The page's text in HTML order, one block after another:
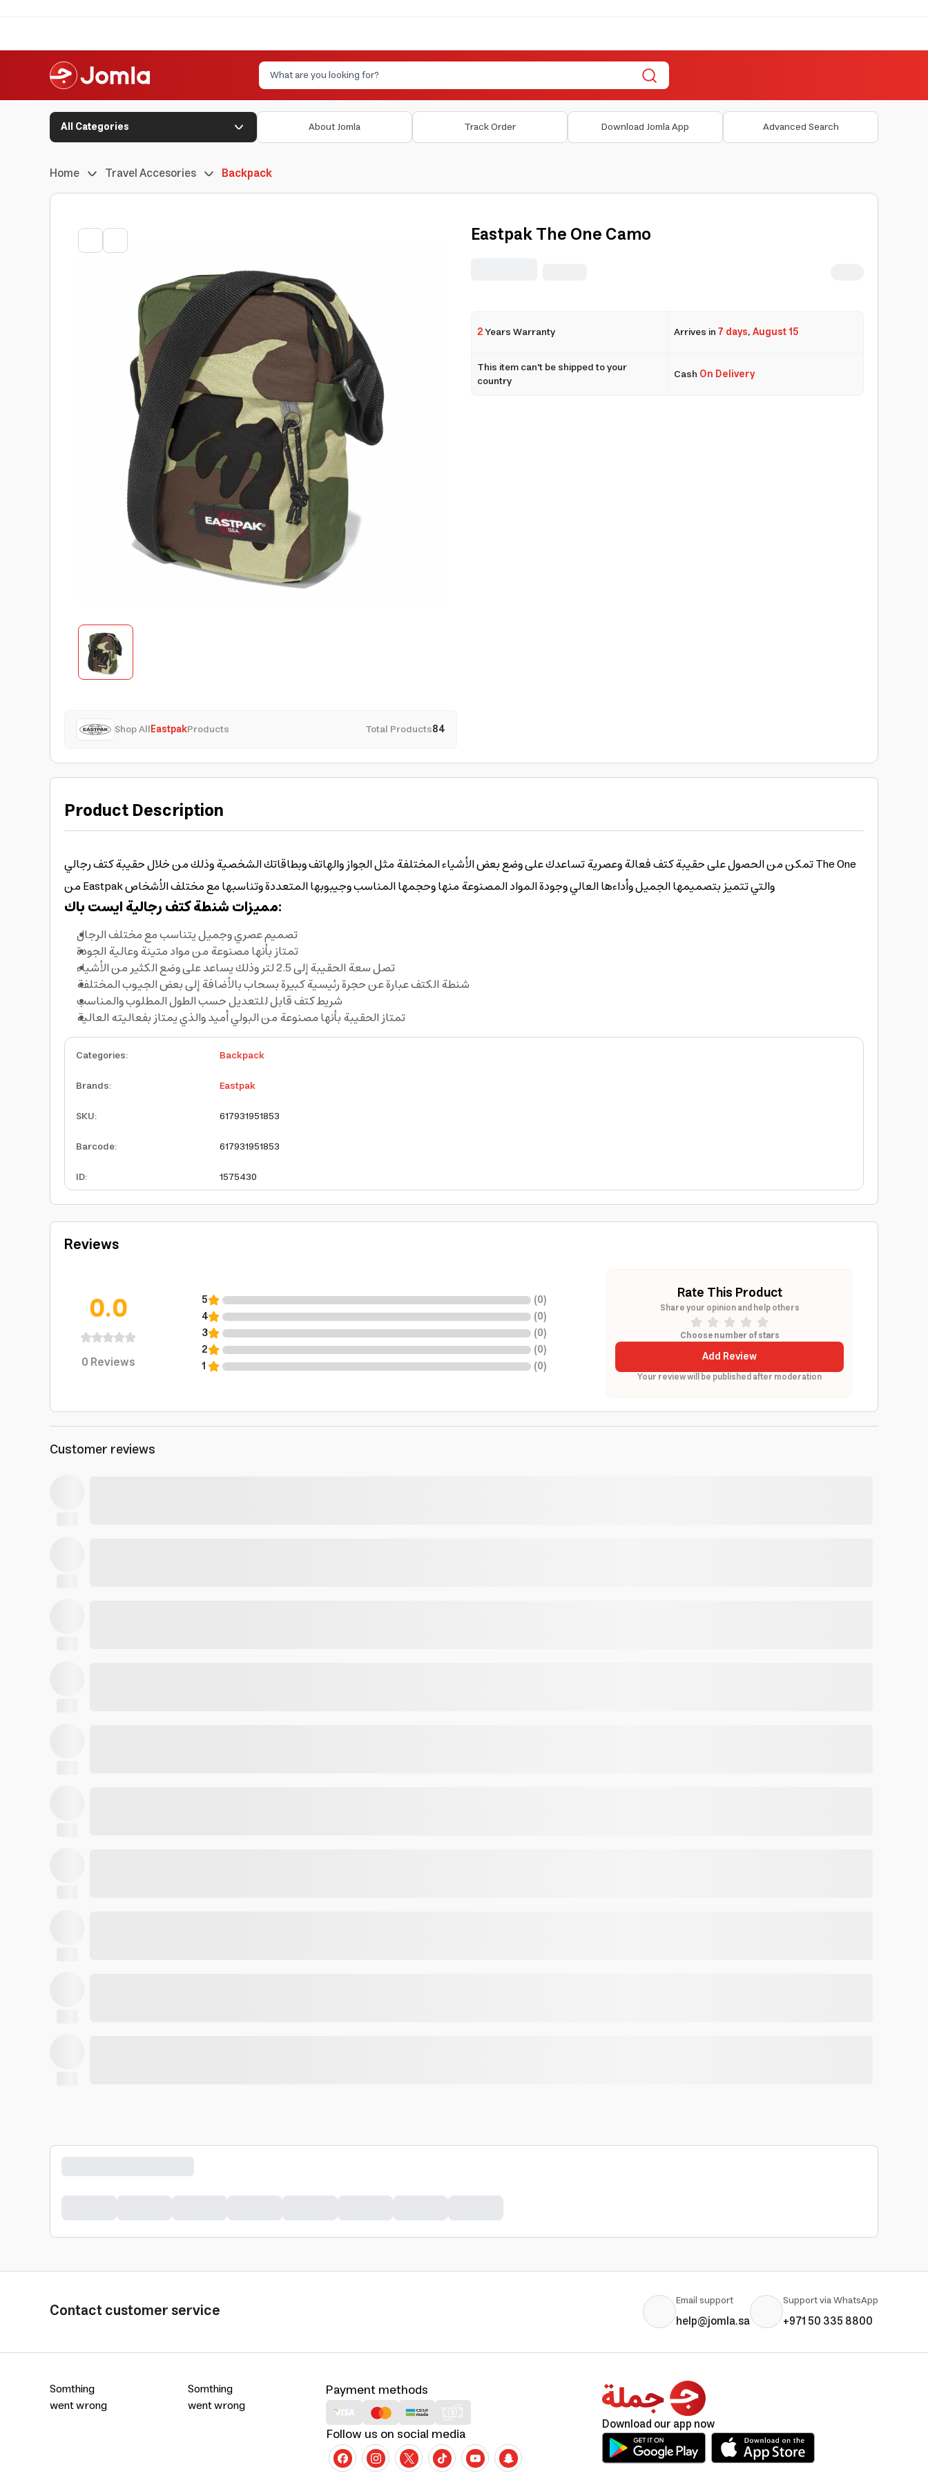
All Categories About Jomla Track Order Download Jomla App Advanced Search
Home Travel Accesories Backpack
Shop AllEastpakProducts Total Products84
Eastpak The One Camo
2Years Warranty Arrives in7 days,August 15
This item can't be shipped to your
country
Cash On Delivery
Product Description
تمكن من الحصول على حقيبة كتف فعالة وعصرية تساعدك على وضع بعض الأشياء المختلفة مثل الجواز والهاتف وبطاقاتك الشخصية وذلك من خلال حقيبة كتف رجالي The One
من Eastpak والتي تتميز بتصميمها الجميل وأداءها العالي وجودة المواد المصنوعة منها وحجمها المناسب وجيبوبها المتعددة وتناسبها مع مختلف الأشخاص
مميزات شنطة كتف رجالية ايست باك:
تصميم عصري وجميل يتناسب مع مختلف الرجال
تمتاز بأنها مصنوعة من مواد متينة وعالية الجودة
تصل سعة الحقيبة إلى 2.5 لتر وذلك يساعد على وضع الكثير من الأشياء
شنطة الكتف عبارة عن حجرة رئيسية كبيرة بسحاب بالأضافة إلى بعض الجيوب المختلفة
شريط كتف قابل للتعديل حسب الطول المطلوب والمناسب
تمتاز الحقيبة بأنها مصنوعة من البولي أميد والذي يمتاز بفعاليته العالية
Categories:
Backpack
Brands:
Eastpak
SKU:
617931951853
Barcode:
617931951853
ID: 1575430
Reviews
0.0
0Reviews
5 (0)
4
(0)
3
(0)
2
(0)
1
(0)
Rate This Product
Share your opinion and help others
Choose number of stars
Add Review
Your review will be published after moderation
Customer reviews
Contact customer service Email support
help@jomla.sa
Support via WhatsApp
+971 50 335 8800
Somthing
went wrong
Somthing
went wrong
Payment methods
Follow us on social media Download our app now